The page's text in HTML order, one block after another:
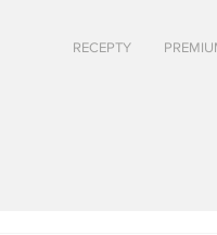
RECEPTY